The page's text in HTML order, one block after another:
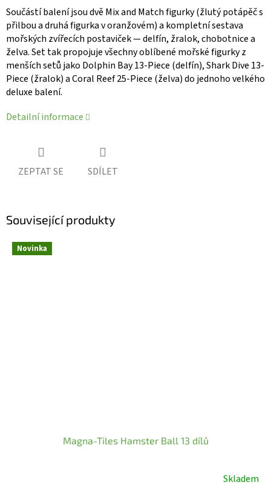
Součástí balení jsou dvě Mix and Match figurky (žlutý potápěč s
přilbou a druhá figurka v oranžovém) a kompletní sestava
mořských zvířecích postaviček — delfín, žralok, chobotnice a
želva. Set tak propojuje všechny oblíbené mořské figurky z
menších setů jako Dolphin Bay 13-Piece (delfín), Shark Dive 13-
Piece (žralok) a Coral Reef 25-Piece (želva) do jednoho velkého
deluxe balení.
Detailní informace
ZEPTAT SE SDÍLET
Související produkty
Novinka
Magna-Tiles Hamster Ball 13 dílů
Skladem